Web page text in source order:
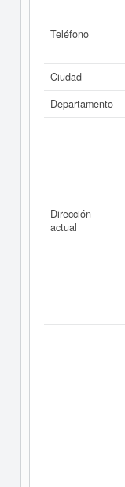
Teléfono
Ciudad
Departamento
Dirección
actual